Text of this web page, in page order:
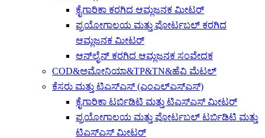
ಕೈಗಾರಿಕಾ ಕರಗಿದ ಆಮ್ಲಜನಕ ಮೀಟರ್
ಪ್ರಯೋಗಾಲಯ ಮತ್ತು ಪೋರ್ಟಬಲ್ ಕರಗಿದ
ಆಮ್ಲಜನಕ ಮೀಟರ್
ಆನ್‌ಲೈನ್ ಕರಗಿದ ಆಮ್ಲಜನಕ ಸಂವೇದಕ
COD&ಅಮೋನಿಯಾ&TP&TN&ಹೆವಿ ಮೆಟಲ್
ಕೆಸರು ಮತ್ತು ಟಿಎಸ್ಎಸ್ (ಎಂಎಲ್ಎಸ್ಎಸ್)
ಕೈಗಾರಿಕಾ ಟರ್ಬಿಡಿಟಿ ಮತ್ತು ಟಿಎಸ್ಎಸ್ ಮೀಟರ್
ಪ್ರಯೋಗಾಲಯ ಮತ್ತು ಪೋರ್ಟಬಲ್ ಟರ್ಬಿಡಿಟಿ ಮತ್ತು
ಟಿಎಸ್ಎಸ್ ಮೀಟರ್